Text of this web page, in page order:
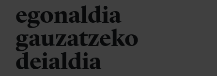
egonaldia
gauzatzeko
deialdia